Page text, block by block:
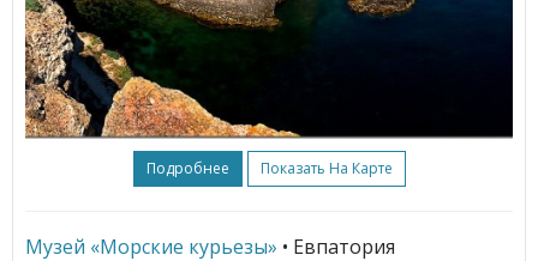
Подробнее Показать На Карте
Музей «Морские курьезы» • Евпатория